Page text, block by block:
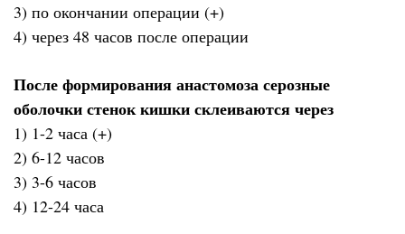
3) по окончании операции (+)
4) через 48 часов после операции
После формирования анастомоза серозные
оболочки стенок кишки склеиваются через
1) 1-2 часа (+)
2) 6-12 часов
3) 3-6 часов
4) 12-24 часа